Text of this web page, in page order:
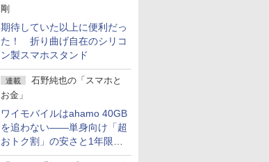
剛
期待していた以上に便利だっ
た！ 折り曲げ自在のシリコ
ン製スマホスタンド
連載
石野純也の「スマホと
お金」
ワイモバイルはahamo 40GB
を追わない――単身向け「超
おトク割」の安さと1年限定
の注意点